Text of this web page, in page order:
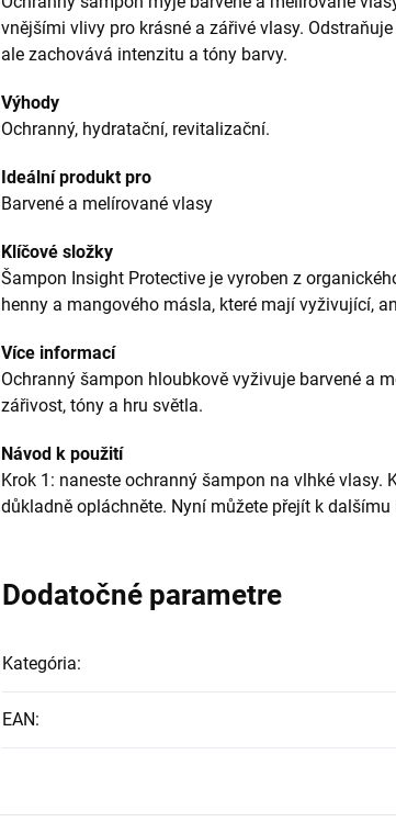
vnějšími vlivy pro krásné a zářivé vlasy.
ale zachovává intenzitu a tóny barvy.
Výhody
Ochranný, hydratační, revitalizační.
Ideální produkt pro
Barvené a melírované vlasy
Klíčové složky
Šampon Insight Protective je vyroben z
henny a mangového másla, které mají vyživující,
Více informací
Ochranný šampon hloubkově vyživuje barvené a
zářivost, tóny a hru světla.
Návod k použití
Krok 1: naneste ochranný šampon na vlhké vlasy.
důkladně opláchněte. Nyní můžete přejít k dalšímu
Dodatočné parametre
Kategória:
EAN: